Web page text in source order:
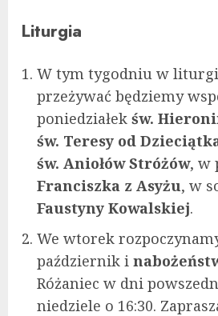
Liturgia
W tym tygodniu w
przeżywać będziemy
poniedziałek św.
św. Teresy od
św. Aniołów Stróżów, w
Franciszka z Asyżu, w
Faustyny Kowalskiej.
We wtorek
październik i
Różaniec w dni
niedziele o 16:30.